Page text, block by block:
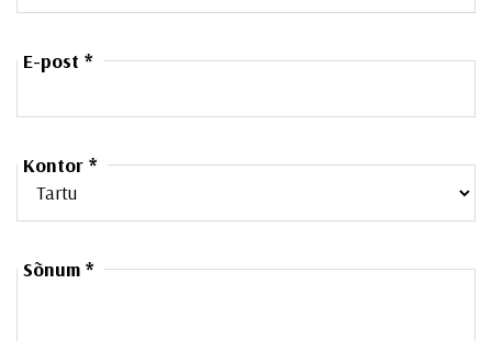
E-post *
Kontor *
Sõnum *